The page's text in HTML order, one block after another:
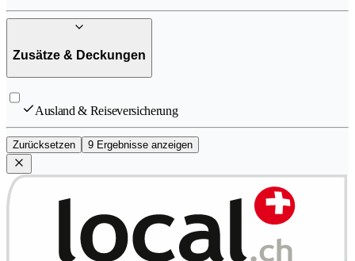
Zusätze & Deckungen
Ausland & Reiseversicherung
Zurücksetzen 9 Ergebnisse anzeigen